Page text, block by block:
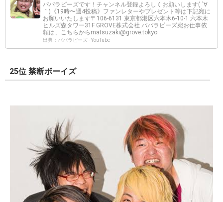
パパラピーズです！チャンネル登録よろしくお願いします( ´∀
｀)《19時〜週4投稿》ファンレターやプレゼント等は下記宛に
お願いいたします〒106-6131 東京都港区六本木6-10-1 六本木
ヒルズ森タワー31F GROVE株式会社 パパラピーズ宛お仕事依
頼は、こちらから matsuzaki@grove.tokyo
出典：パパラピーズ - YouTube
25位 禁断ボーイズ